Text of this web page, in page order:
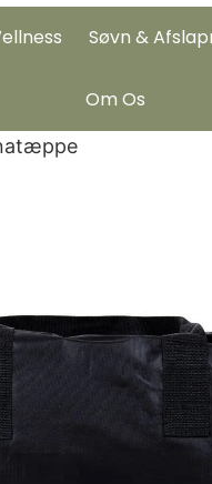
Søvn &
Om Os